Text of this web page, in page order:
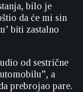
bilo je
da će mi sin
biti zastalno
od sestrične
a
prebrojao pare.